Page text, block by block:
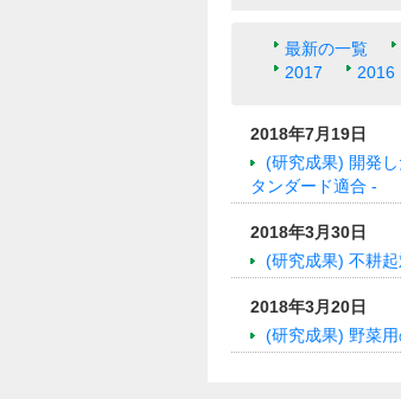
最新の一覧
2017
2016
2018年7月19日
(研究成果) 開発
タンダード適合 -
2018年3月30日
(研究成果) 不耕
2018年3月20日
(研究成果) 野菜